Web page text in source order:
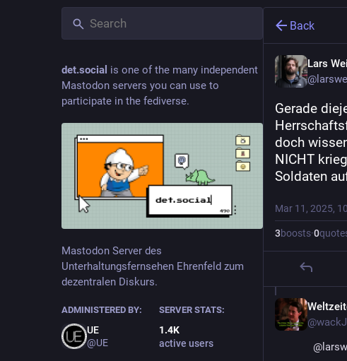
det.social is one of the many independent
Mastodon servers you can use to
participate in the fediverse.
Mastodon Server des
Unterhaltungsfernsehen Ehrenfeld zum
dezentralen Diskurs.
ADMINISTERED BY:
UE
@UE
SERVER STATS:
1.4K
active users
Back
Lars
Gerade
doch
NICHT
Soldaten
Mar 11, 2025,
3boosts·0
@